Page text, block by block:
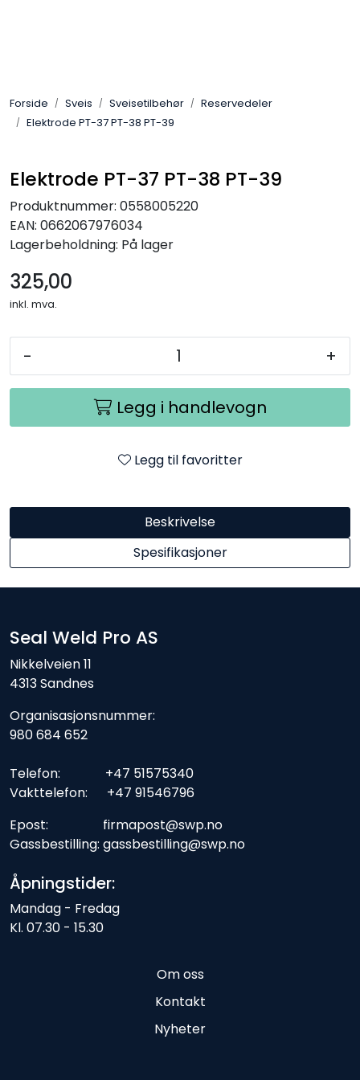
Forside Sveis Sveisetilbehør
Reservedeler
Elektrode PT-37 PT-38 PT-39
Elektrode PT-37 PT-38 PT-39
Produktnummer: 0558005220
EAN: 0662067976034
Lagerbeholdning: På lager
325,00
inkl. mva.
- +
Legg i handlevogn
Legg til favoritter
Beskrivelse
Spesifikasjoner
Seal Weld Pro AS
Nikkelveien 11
4313 Sandnes
Organisasjonsnummer:
980 684 652
Telefon: +47 51575340
Vakttelefon: +47 91546796
Epost: firmapost@swp.no
Gassbestilling: gassbestilling@swp.no
Åpningstider:
Mandag - Fredag
Kl. 07.30 - 15.30
Om oss
Kontakt
Nyheter
Pakning
Automasjon
Slitasjeteknikk
Verneutstyr